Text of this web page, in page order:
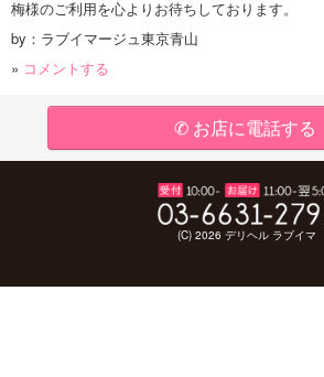
梅様のご利用を心よりお待ちしております。
by：ラブイマージュ東京青山
» コメントする
✆ お店に電話する
(C) 2026 デリヘル ラブイマ